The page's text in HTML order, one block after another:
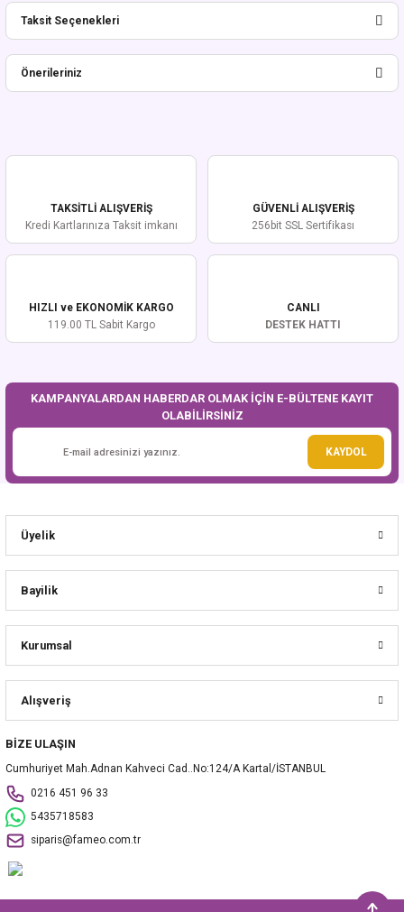
Bu ürüne ilk yorumu siz yapın!
Taksit Seçenekleri
Önerileriniz
Ürün resmi kalitesiz, bozuk veya görüntülenemiyor.
Ürün fiyatı diğer sitelerden daha pahalı.
Bu ürüne benzer farklı alternatifler olmalı.
TAKSİTLİ ALIŞVERİŞ
Kredi Kartlarınıza Taksit imkanı
GÜVENLİ ALIŞVERİŞ
256bit SSL Sertifikası
HIZLI ve EKONOMİK KARGO
119.00 TL Sabit Kargo
CANLI
DESTEK HATTI
KAMPANYALARDAN HABERDAR OLMAK İÇİN E-BÜLTENE KAYIT
OLABİLİRSİNİZ
KAYDOL
Üyelik
Bayilik
Kurumsal
Alışveriş
BİZE ULAŞIN
Cumhuriyet Mah.Adnan Kahveci Cad..No:124/A Kartal/İSTANBUL
0216 451 96 33
5435718583
siparis@fameo.com.tr